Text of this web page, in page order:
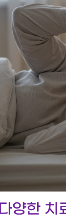
양한 치